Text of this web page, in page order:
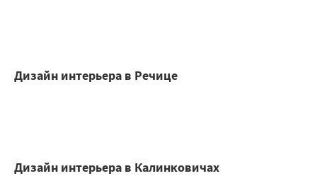
Дизайн интерьера в Речице
Дизайн интерьера в Калинковичах